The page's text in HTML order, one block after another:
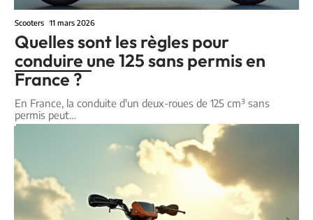
Scooters 11 mars 2026
Quelles sont les règles pour
conduire une 125 sans permis en
France ?
En France, la conduite d'un deux-roues de 125 cm³ sans
permis peut…